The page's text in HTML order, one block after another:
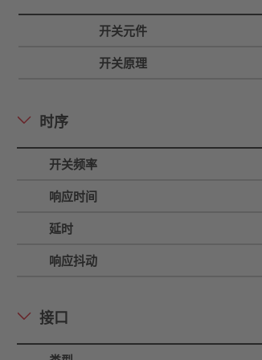
开关元件
开关原理
时序
开关频率
响应时间
延时
响应抖动
接口